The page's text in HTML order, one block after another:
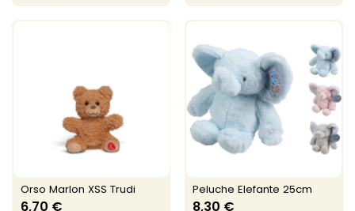
Orso Marlon XSS Trudi
6,70 €
Peluche Elefante 25cm
8,30 €